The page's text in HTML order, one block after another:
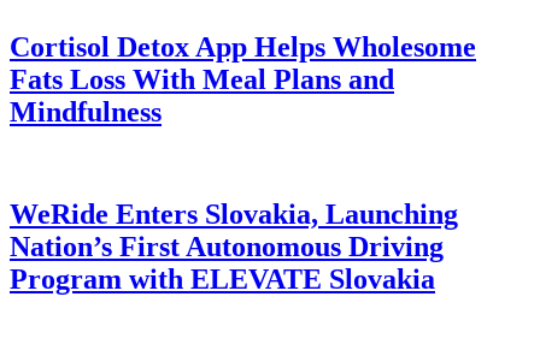
Cortisol Detox App Helps Wholesome
Fats Loss With Meal Plans and
Mindfulness
WeRide Enters Slovakia, Launching
Nation’s First Autonomous Driving
Program with ELEVATE Slovakia